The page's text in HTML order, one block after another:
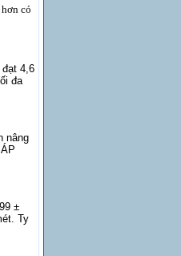
có
4,6
đa
nâng
±
Ty